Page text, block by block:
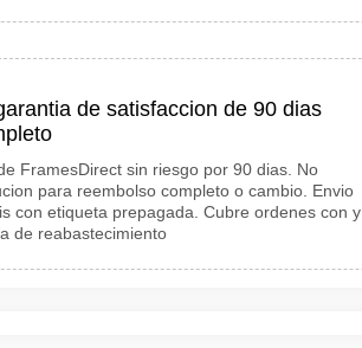
de satisfaccion de 90 dias
FramesDirect sin riesgo por 90 dias. No
para reembolso completo o cambio. Envio
con etiqueta prepagada. Cubre ordenes con y
de reabastecimiento